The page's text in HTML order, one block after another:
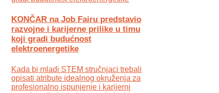
KONČAR na Job Fairu predstavio
razvojne i karijerne prilike u timu
koji gradi budućnost
elektroenergetike
Kada bi mladi STEM stručnjaci trebali
opisati atribute idealnog okruženja za
profesionalno ispunjenje i karijerni